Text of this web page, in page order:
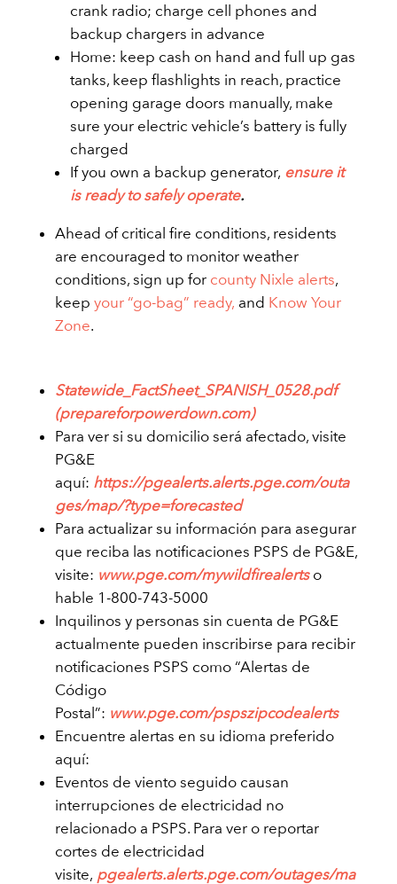
crank radio; charge cell phones and
backup chargers in advance
Home: keep cash on hand and full up gas
tanks, keep flashlights in reach, practice
opening garage doors manually, make
sure your electric vehicle’s battery is fully
charged
If you own a backup generator, ensure it
is ready to safely operate.
Ahead of critical fire conditions, residents
are encouraged to monitor weather
conditions, sign up for county Nixle alerts,
keep your “go-bag” ready, and Know Your
Zone.
Statewide_FactSheet_SPANISH_0528.pdf
(prepareforpowerdown.com)
Para ver si su domicilio será afectado, visite
PG&E
aquí: https://pgealerts.alerts.pge.com/outa
ges/map/?type=forecasted
Para actualizar su información para asegurar
que reciba las notificaciones PSPS de PG&E,
visite: www.pge.com/mywildfirealerts o
hable 1-800-743-5000
Inquilinos y personas sin cuenta de PG&E
actualmente pueden inscribirse para recibir
notificaciones PSPS como “Alertas de
Código
Postal”: www.pge.com/pspszipcodealerts
Encuentre alertas en su idioma preferido
aquí:
Eventos de viento seguido causan
interrupciones de electricidad no
relacionado a PSPS. Para ver o reportar
cortes de electricidad
visite, pgealerts.alerts.pge.com/outages/ma